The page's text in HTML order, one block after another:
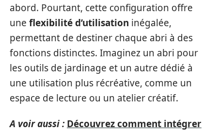
abord. Pourtant, cette configuration offre
une flexibilité d’utilisation inégalée,
permettant de destiner chaque abri à des
fonctions distinctes. Imaginez un abri pour
les outils de jardinage et un autre dédié à
une utilisation plus récréative, comme un
espace de lecture ou un atelier créatif.
A voir aussi : Découvrez comment intégrer